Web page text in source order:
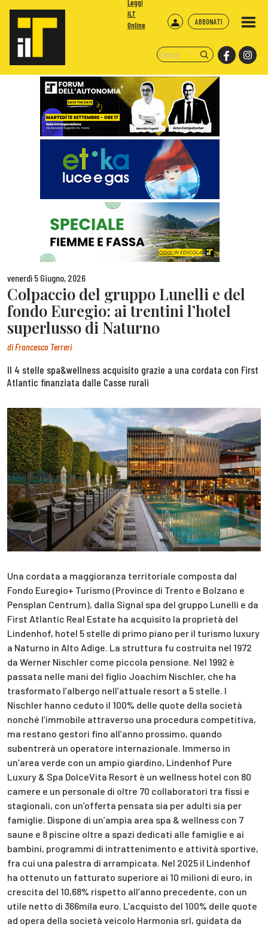
ABBONATI
Leggi
ILT
Online
venerdì 5 Giugno, 2026
Colpaccio del gruppo Lunelli e del
fondo Euregio: ai trentini l’hotel
superlusso di Naturno
diFrancesco Terreri
Il 4 stelle spa&wellness acquisito grazie a una cordata con First
Atlantic finanziata dalle Casse rurali
Una cordata a maggioranza territoriale composta dal
Fondo Euregio+ Turismo (Province di Trento e Bolzano e
Pensplan Centrum), dalla Signal spa del gruppo Lunelli e da
First Atlantic Real Estate ha acquisito la proprietà del
Lindenhof, hotel 5 stelle di primo piano per il turismo luxury
a Naturno in Alto Adige. La struttura fu costruita nel 1972
da Werner Nischler come piccola pensione. Nel 1992 è
passata nelle mani del figlio Joachim Nischler, che ha
trasformato l’albergo nell’attuale resort a 5 stelle. I
Nischler hanno ceduto il 100% delle quote della società
nonché l’immobile attraverso una procedura competitiva,
ma restano gestori fino all’anno prossimo, quando
subentrerà un operatore internazionale. Immerso in
un’area verde con un ampio giardino, Lindenhof Pure
Luxury & Spa DolceVita Resort è un wellness hotel con 80
camere e un personale di oltre 70 collaboratori tra fissi e
stagionali, con un’offerta pensata sia per adulti sia per
famiglie. Dispone di un’ampia area spa & wellness con 7
saune e 8 piscine oltre a spazi dedicati alle famiglie e ai
bambini, programmi di intrattenimento e attività sportive,
fra cui una palestra di arrampicata. Nel 2025 il Lindenhof
ha ottenuto un fatturato superiore ai 10 milioni di euro, in
crescita del 10,68% rispetto all’anno precedente, con un
utile netto di 366mila euro. L’acquisto del 100% delle quote
ad opera della società veicolo Harmonia srl, guidata da